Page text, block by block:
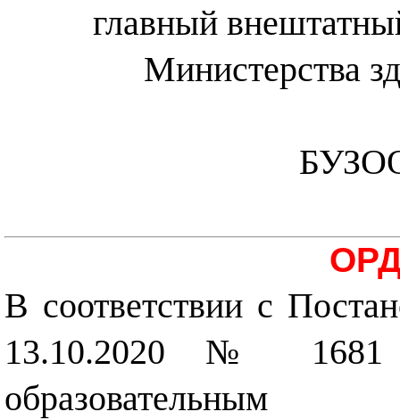
главный
Министерства
В соответствии с
13.10.2020 № 1681